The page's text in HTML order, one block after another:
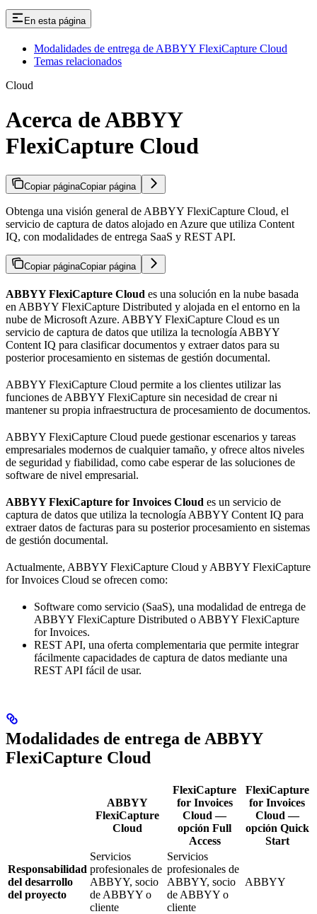
En esta página
Modalidades de entrega de ABBYY FlexiCapture Cloud
Temas relacionados
Cloud
Acerca de ABBYY
FlexiCapture Cloud
Copiar páginaCopiar página
Obtenga una visión general de ABBYY FlexiCapture Cloud, el
servicio de captura de datos alojado en Azure que utiliza Content
IQ, con modalidades de entrega SaaS y REST API.
Copiar páginaCopiar página
ABBYY FlexiCapture Cloud es una solución en la nube basada
en ABBYY FlexiCapture Distributed y alojada en el entorno en la
nube de Microsoft Azure. ABBYY FlexiCapture Cloud es un
servicio de captura de datos que utiliza la tecnología ABBYY
Content IQ para clasificar documentos y extraer datos para su
posterior procesamiento en sistemas de gestión documental.
ABBYY FlexiCapture Cloud permite a los clientes utilizar las
funciones de ABBYY FlexiCapture sin necesidad de crear ni
mantener su propia infraestructura de procesamiento de documentos.
ABBYY FlexiCapture Cloud puede gestionar escenarios y tareas
empresariales modernos de cualquier tamaño, y ofrece altos niveles
de seguridad y fiabilidad, como cabe esperar de las soluciones de
software de nivel empresarial.
ABBYY FlexiCapture for Invoices Cloud es un servicio de
captura de datos que utiliza la tecnología ABBYY Content IQ para
extraer datos de facturas para su posterior procesamiento en sistemas
de gestión documental.
Actualmente, ABBYY FlexiCapture Cloud y ABBYY FlexiCapture
for Invoices Cloud se ofrecen como:
Software como servicio (SaaS), una modalidad de entrega de
ABBYY FlexiCapture Distributed o ABBYY FlexiCapture
for Invoices.
REST API, una oferta complementaria que permite integrar
fácilmente capacidades de captura de datos mediante una
REST API fácil de usar.
Modalidades de entrega de ABBYY
FlexiCapture Cloud
ABBYY
FlexiCapture
Cloud
FlexiCapture
for Invoices
Cloud —
opción Full
Access
FlexiCapture
for Invoices
Cloud —
opción Quick
Start
Responsabilidad
del desarrollo
del proyecto
Servicios
profesionales de
ABBYY, socio
de ABBYY o
cliente
Servicios
profesionales de
ABBYY, socio
de ABBYY o
cliente
ABBYY